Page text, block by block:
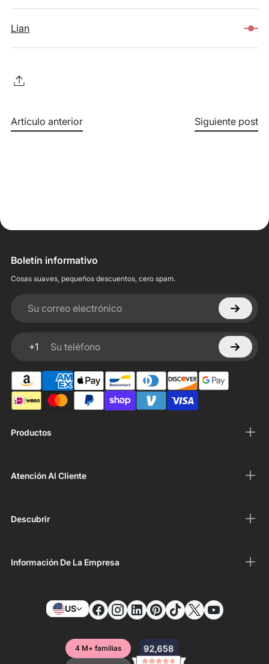
Lian
Artículo anterior Siguiente post
Productos
Atención Al Cliente
Descubrir
Información De La Empresa
Boletín informativo
Cosas suaves, pequeños descuentos, cero spam.
Su correo electrónico
+1
Su teléfono
US
4 M+ familias